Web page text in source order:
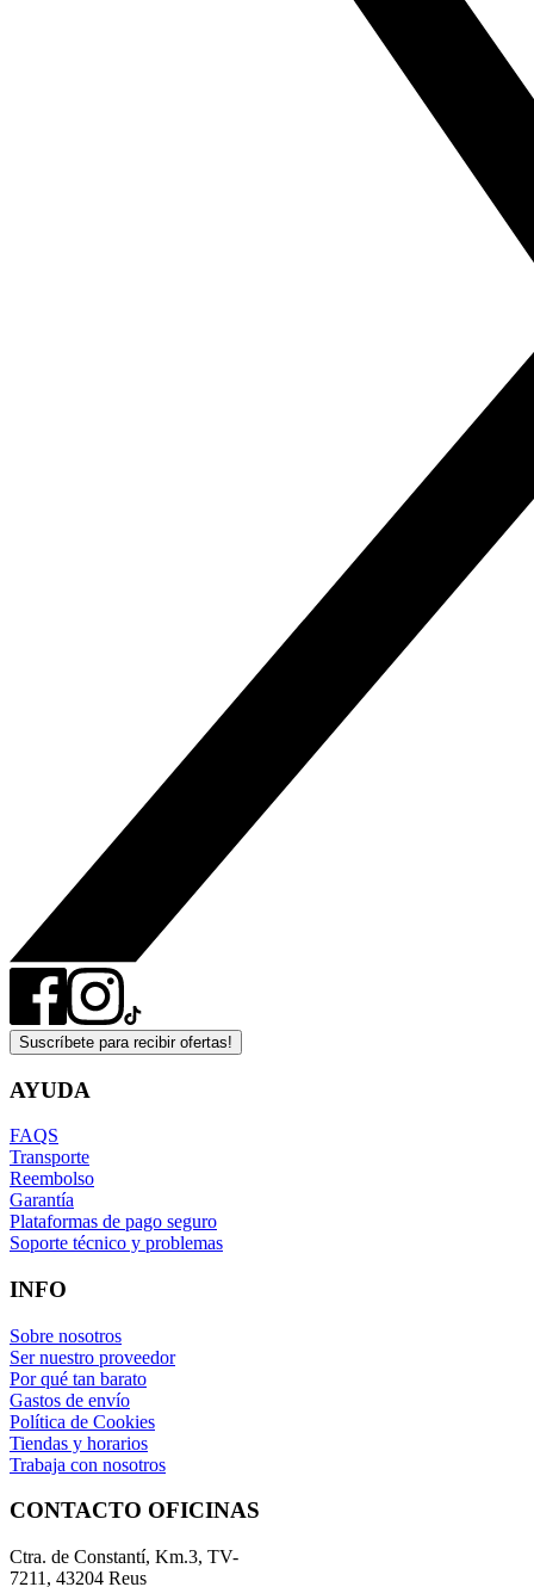
Suscríbete para recibir ofertas!
AYUDA
FAQS
Transporte
Reembolso
Garantía
Plataformas de pago seguro
Soporte técnico y problemas
INFO
Sobre nosotros
Ser nuestro proveedor
Por qué tan barato
Gastos de envío
Política de Cookies
Tiendas y horarios
Trabaja con nosotros
CONTACTO OFICINAS
Ctra. de Constantí, Km.3, TV-
7211, 43204 Reus